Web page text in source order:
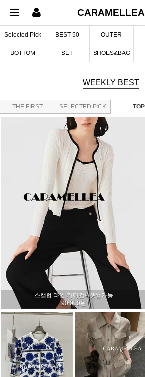
CARAMELLEA
Selected Pick BEST 50 OUTER
BOTTOM SET SHOES&BAG
WEEKLY BEST
THE FIRST
SELECTED PICK TOP
스캘럽 라인 가디건/#셋업가능
90,000원